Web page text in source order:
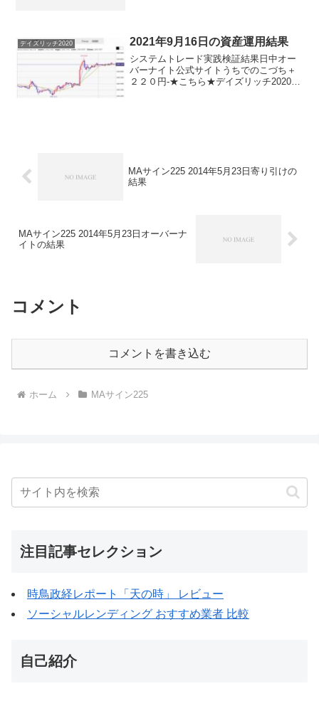
円-...
デイズリッチ2020 2021年9月16日の資産運用結果
システムトレード実践検証結果日中オー
バーナイト公式サイトうちでのこづち＋
２２０円-★こちら★デイズリッチ2020＋
MAサイン225 2014年5月23日寄り引けの
結果
MAサイン225 2014年5月23日オーバーナ
イトの結果
コメント
コメントを書き込む
ホーム MAサイン225
注目記事セレクション
時鳥政経レポート「天の時」 レビュー
ソーシャルレンディング おすすめ業者 比較
自己紹介